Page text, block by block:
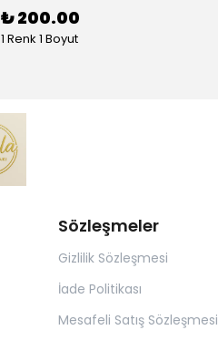
₺ 200.00
1 Renk 1 Boyut
Sözleşmeler
Gizlilik Sözleşmesi
İade Politikası
Mesafeli Satış Sözleşmesi